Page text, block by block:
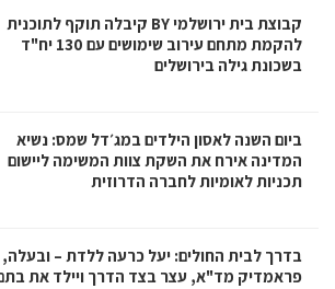
קבוצת בית ירושלמי BY קיבלה תוקף לתוכנית
להקמת מתחם עירוב שימושים עם 130 יח"ד
בשכונת גילה בירושלים
ביום השנה לאסון הילדים במג׳דל שמס: נשיא
המדינה אירח את השקת צוות המשימה ליישום
תכניות לאומיות לחברה הדרוזית
בדרך לבית החולים: יעל כרעה ללדת – ובעלה,
פראמדיק מד"א, עצר בצד הדרך ויילד את